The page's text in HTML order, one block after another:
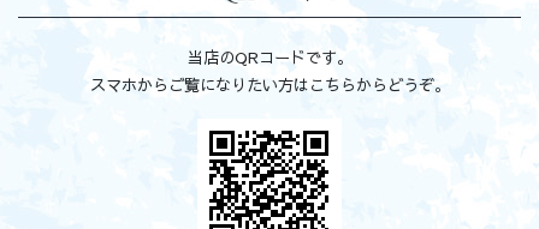
当店のQRコードです。
スマホからご覧になりたい方はこちらからどうぞ。